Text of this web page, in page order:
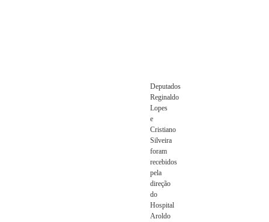
Deputados
Reginaldo
Lopes
e
Cristiano
Silveira
foram
recebidos
pela
direção
do
Hospital
Aroldo